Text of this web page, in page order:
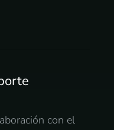
con el